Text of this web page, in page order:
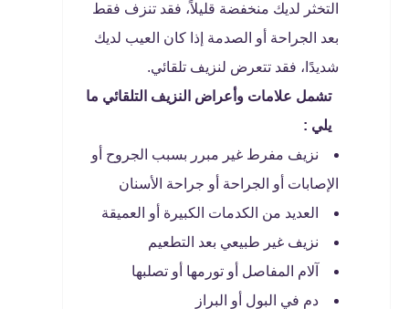
التخثر لديك منخفضة قليلاً، فقد تنزف فقط
بعد الجراحة أو الصدمة إذا كان العيب لديك
شديدًا، فقد تتعرض لنزيف تلقائي.
تشمل علامات وأعراض النزيف التلقائي ما
يلي :
نزيف مفرط غير مبرر بسبب الجروح أو
الإصابات أو الجراحة أو جراحة الأسنان
العديد من الكدمات الكبيرة أو العميقة
نزيف غير طبيعي بعد التطعيم
آلام المفاصل أو تورمها أو تصلبها
دم في البول أو البراز